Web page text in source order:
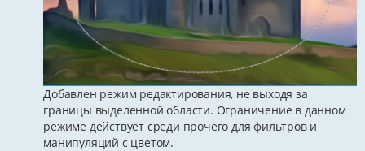
Добавлен режим редактирования, не выходя за
границы выделенной области. Ограничение в данном
режиме действует среди прочего для фильтров и
манипуляций с цветом.